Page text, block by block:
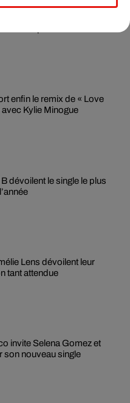
enfin le remix de « Love
Kylie Minogue
dévoilent le single le plus
Lens dévoilent leur
tant attendue
invite Selena Gomez et
son nouveau single